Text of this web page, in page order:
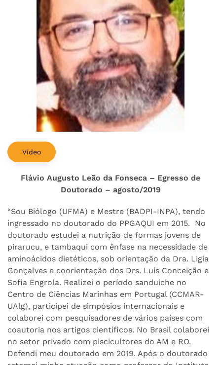
Vídeo
Flávio Augusto Leão da Fonseca – Egresso de
Doutorado – agosto/2019
“Sou Biólogo (UFMA) e Mestre (BADPI-INPA), tendo
ingressado no doutorado do PPGAQUI em 2015. No
doutorado estudei a nutrição de formas jovens de
pirarucu, e tambaqui com ênfase na necessidade de
aminoácidos dietéticos, sob orientação da Dra. Ligia
Gonçalves e coorientação dos Drs. Luís Conceição e
Sofia Engrola. Realizei o período sanduiche no
Centro de Ciências Marinhas em Portugal (CCMAR-
UAlg), participei de simpósios internacionais e
colaborei com pesquisadores de vários países com
coautoria nos artigos científicos. No Brasil colaborei
no setor privado com piscicultores do AM e RO.
Defendi meu doutorado em 2019. Após o doutorado